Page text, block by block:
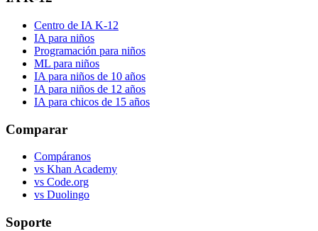
Centro de IA K-12
IA para niños
Programación para niños
ML para niños
IA para niños de 10 años
IA para niños de 12 años
IA para chicos de 15 años
Comparar
Compáranos
vs Khan Academy
vs Code.org
vs Duolingo
Soporte